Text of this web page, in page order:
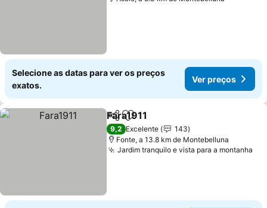
Selecione as datas para ver os preços
exatos.
Ver preços
PartilharAdicionar aos favoritos
Fara1911
9,2 Excelente
143
Fonte, a 13.8 km de Montebelluna
Jardim tranquilo e vista para a montanha